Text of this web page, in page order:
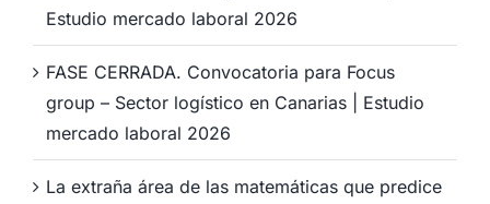
Estudio mercado laboral 2026
FASE CERRADA. Convocatoria para Focus
group – Sector logístico en Canarias | Estudio
mercado laboral 2026
La extraña área de las matemáticas que predice